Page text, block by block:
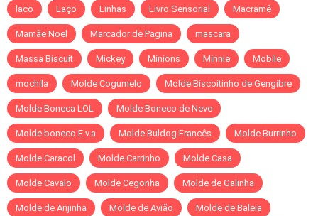
laco Laço Linhas Livro Sensorial Macramê
Mamãe Noel Marcador de Pagina mascara
Massa Biscuit Mickey Minions Minnie Mobile
mochila Molde Cogumelo Molde Biscoitinho de Gengibre
Molde Boneca LOL Molde Boneco de Neve
Molde boneco E.v.a Molde Buldog Francês Molde Burrinho
Molde Caracol Molde Carrinho Molde Casa
Molde Cavalo Molde Cegonha Molde de Galinha
Molde de Anjinha Molde de Avião Molde de Baleia